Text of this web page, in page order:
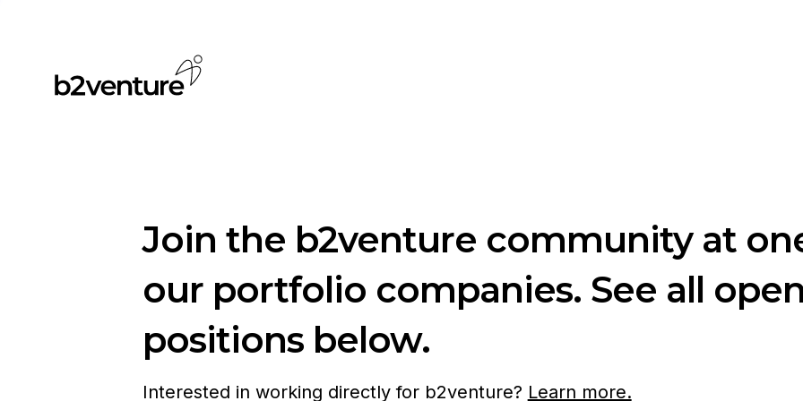
Join the b2venture community at
our portfolio companies. See all
positions below.
Interested in working directly for b2venture? Learn more.